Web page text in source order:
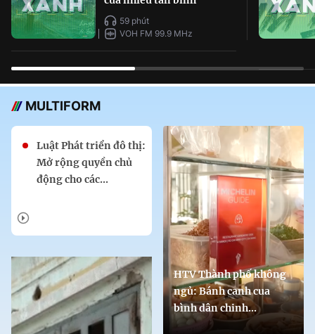
59 phút
VOH FM 99.9 MHz
MULTIFORM
Luật Phát triển đô thị:
Mở rộng quyền chủ
động cho các...
HTV Thành phố không
ngủ: Bánh canh cua
bình dân chinh...